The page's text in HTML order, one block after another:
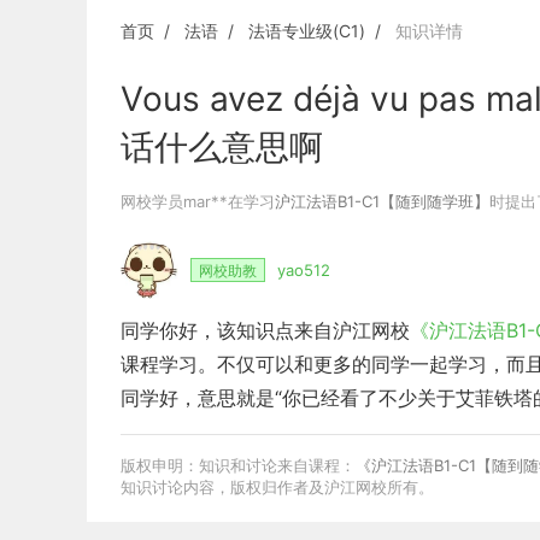
首页 法语 法语专业级(C1) 知识详情
Vous avez déjà vu pas
话什么意思啊
网校学员mar**在学习沪江法语B1-C1【随到随学班】 时提
网校助教 yao512
同学你好，该知识点来自沪江网校 《沪江法语
课程学习。不仅可以和更多的同学一起学习，而
同学好，意思就是“你已经看了不少关于艾菲铁塔
版权申明：知识和讨论来自课程：
《沪江法语B1-C1【随到
知识讨论内容，版权归作者及沪江网校所有。